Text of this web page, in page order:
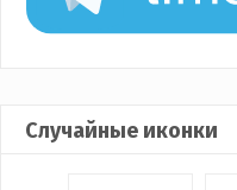
Случайные иконки